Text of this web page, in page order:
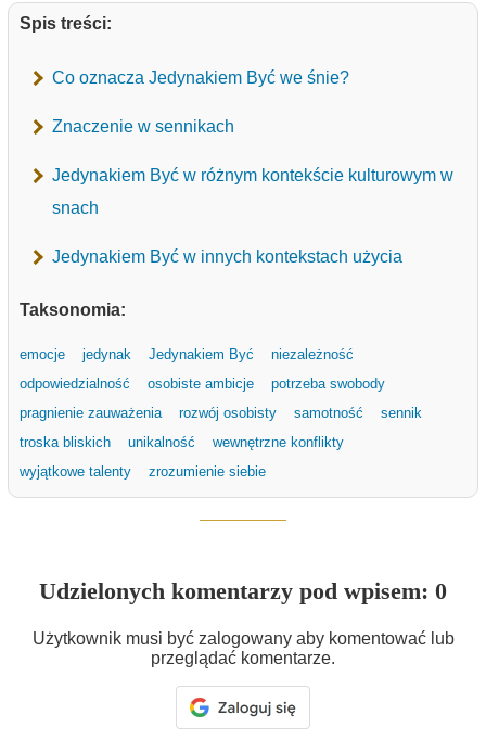
Spis treści:
Co oznacza Jedynakiem Być we śnie?
Znaczenie w sennikach
Jedynakiem Być w różnym kontekście kulturowym w
snach
Jedynakiem Być w innych kontekstach użycia
Taksonomia:
emocje jedynak Jedynakiem Być
niezależność
odpowiedzialność
osobiste ambicje
potrzeba swobody
pragnienie zauważenia
rozwój osobisty samotność
sennik
troska bliskich
unikalność
wewnętrzne konflikty
wyjątkowe talenty
zrozumienie siebie
Udzielonych komentarzy pod wpisem: 0
Użytkownik musi być zalogowany aby komentować lub
przeglądać komentarze.